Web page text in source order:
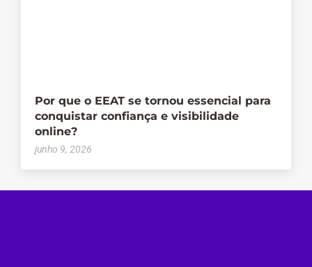
Por que o EEAT se tornou essencial para
conquistar confiança e visibilidade
online?
junho 9, 2026